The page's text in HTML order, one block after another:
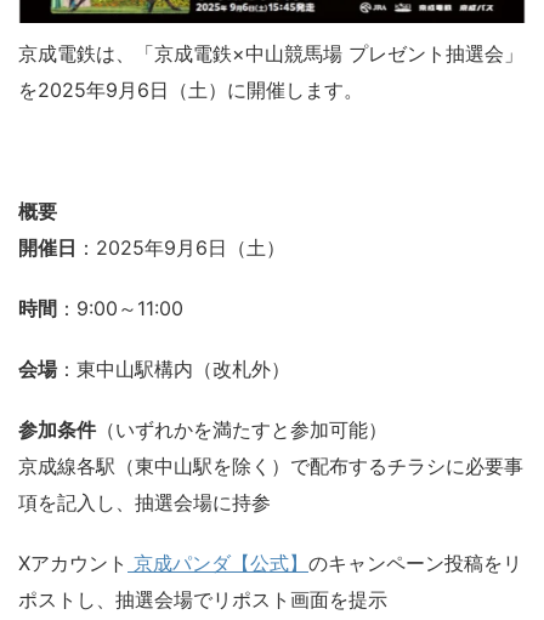
京成電鉄は、「京成電鉄×中山競馬場 プレゼント抽選会」
を2025年9月6日（土）に開催します。
概要
開催日 ：2025年9月6日（土）
時間 ：9:00～11:00
会場：東中山駅構内（改札外）
参加条件（いずれかを満たすと参加可能）
京成線各駅（東中山駅を除く）で配布するチラシに必要事
項を記入し、抽選会場に持参
Xアカウント 京成パンダ【公式】 のキャンペーン投稿をリ
ポストし、抽選会場でリポスト画面を提示